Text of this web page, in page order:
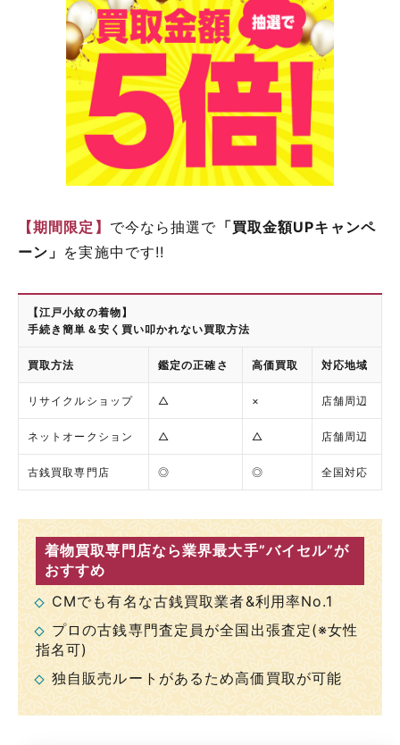
【期間限定】 で今なら抽選で 「買取金額UPキャンペ
ーン」 を実施中です!!
【江戸小紋の着物】
手続き簡単＆安く買い叩かれない買取方法
買取方法 鑑定の正確さ 高価買取 対応地域
リサイクルショップ △ × 店舗周辺
ネットオークション △ △ 店舗周辺
古銭買取専門店 ◎ ◎ 全国対応
着物買取専門店なら業界最大手”バイセル”が
おすすめ
CMでも有名な古銭買取業者&利用率No.1
プロの古銭専門査定員が全国出張査定(※女性
指名可)
独自販売ルートがあるため高価買取が可能